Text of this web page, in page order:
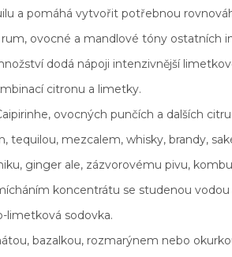
a pomáhá vytvořit potřebnou
ovocné a mandlové tóny ostatních
dodá nápoji intenzivnější
citronu a limetky.
ovocných punčích a dalších
tequilou, mezcalem, whisky, brandy,
ginger ale, zázvorovému pivu,
koncentrátu se studenou vodou
limetková sodovka.
bazalkou, rozmarýnem nebo